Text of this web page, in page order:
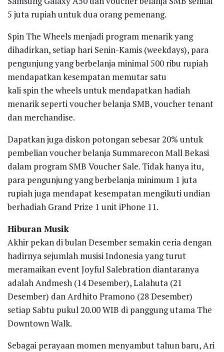
5 juta rupiah untuk dua orang pemenang.
Spin The Wheels menjadi program menarik yang
dihadirkan, setiap hari Senin-Kamis (weekdays), para
pengunjung yang berbelanja minimal 500 ribu rupiah
mendapatkan kesempatan memutar satu
kali spin the wheels untuk mendapatkan hadiah
menarik seperti voucher belanja SMB, voucher tenant
dan merchandise.
Dapatkan juga diskon potongan sebesar 20% untuk
pembelian voucher belanja Summarecon Mall Bekasi
dalam program SMB Voucher Sale. Tidak hanya itu,
para pengunjung yang berbelanja minimum 1 juta
rupiah juga mendapat kesempatan mengikuti undian
berhadiah Grand Prize 1 unit iPhone 11.
Hiburan Musik
Akhir pekan di bulan Desember semakin ceria dengan
hadirnya sejumlah musisi Indonesia yang turut
meramaikan event Joyful Salebration diantaranya
adalah Andmesh (14 Desember), Lalahuta (21
Desember) dan Ardhito Pramono (28 Desember)
setiap Sabtu pukul 20.00 WIB di panggung utama The
Downtown Walk.
Sebagai perayaan momen menyambut tahun baru, Ari